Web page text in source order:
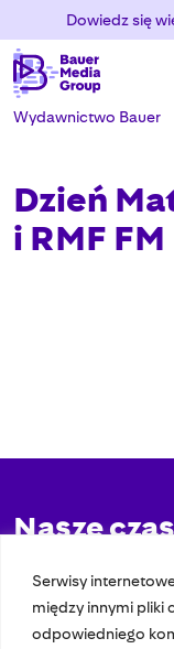
Serwisy
między innymi pliki
odpowiedniego
Dowiedz się
Wydawnictwo Bauer
Dzień
i RMF FM
Nasze
Nasze